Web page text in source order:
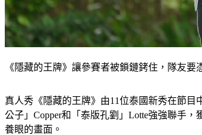
《隱藏的王牌》讓參賽者被鎖鏈銬住，隊友
真人秀《隱藏的王牌》由11位泰國新秀在節
公子」Copper和「泰版孔劉」Lotte強強聯手
養眼的畫面。